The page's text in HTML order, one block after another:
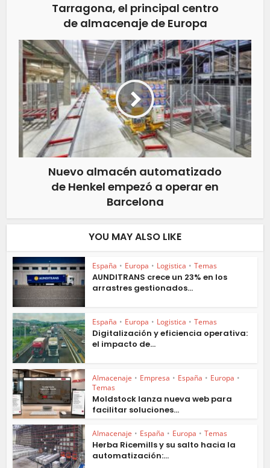
Tarragona, el principal centro
de almacenaje de Europa
Nuevo almacén automatizado
de Henkel empezó a operar en
Barcelona
YOU MAY ALSO LIKE
España • Europa • Logistica • Temas
AUNDITRANS crece un 23% en los
arrastres gestionados...
España • Europa • Logistica • Temas
Digitalización y eficiencia operativa:
el impacto de...
Almacenaje • Empresa • España • Europa •
Temas
Moldstock lanza nueva web para
facilitar soluciones...
Almacenaje • España • Europa • Temas
Herba Ricemills y su salto hacia la
automatización:...